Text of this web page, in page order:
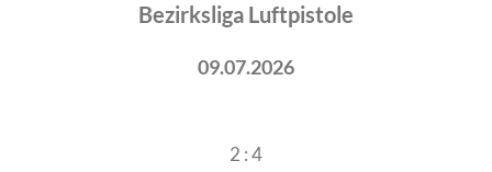
Bezirksliga Luftpistole
09.07.2026
2 : 4